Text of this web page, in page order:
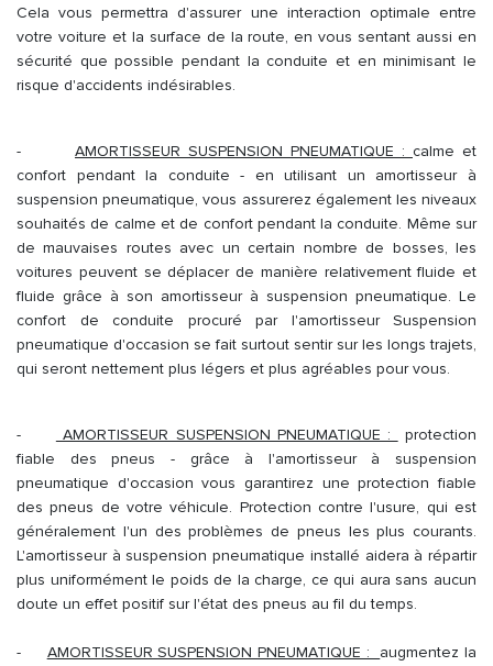
Cela vous permettra d'assurer une interaction optimale entre
votre voiture et la surface de la route, en vous sentant aussi en
sécurité que possible pendant la conduite et en minimisant le
risque d'accidents indésirables.
- AMORTISSEUR SUSPENSION PNEUMATIQUE : calme et
confort pendant la conduite - en utilisant un amortisseur à
suspension pneumatique, vous assurerez également les niveaux
souhaités de calme et de confort pendant la conduite. Même sur
de mauvaises routes avec un certain nombre de bosses, les
voitures peuvent se déplacer de manière relativement fluide et
fluide grâce à son amortisseur à suspension pneumatique. Le
confort de conduite procuré par l'amortisseur Suspension
pneumatique d'occasion se fait surtout sentir sur les longs trajets,
qui seront nettement plus légers et plus agréables pour vous.
- AMORTISSEUR SUSPENSION PNEUMATIQUE :
protection
fiable des pneus - grâce à l'amortisseur à suspension
pneumatique d'occasion vous garantirez une protection fiable
des pneus de votre véhicule. Protection contre l'usure, qui est
généralement l'un des problèmes de pneus les plus courants.
L'amortisseur à suspension pneumatique installé aidera à répartir
plus uniformément le poids de la charge, ce qui aura sans aucun
doute un effet positif sur l'état des pneus au fil du temps.
- AMORTISSEUR SUSPENSION PNEUMATIQUE : augmentez la